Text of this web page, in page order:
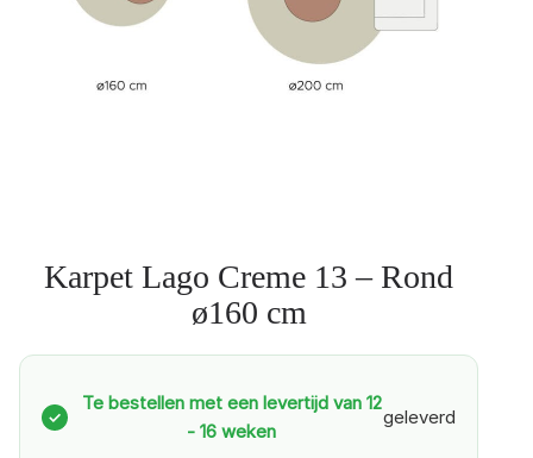
Karpet Lago Creme 13 – Rond
ø160 cm
✓
Te bestellen met een levertijd van 12
- 16 weken
geleverd